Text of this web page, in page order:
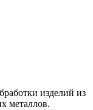
изделий из
металлов.